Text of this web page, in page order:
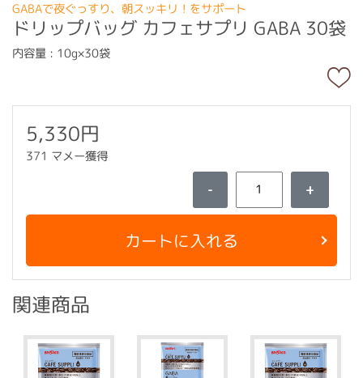
GABAで夜ぐっすり、朝スッキリ！をサポート
ドリップバッグ カフェサプリ GABA 30袋
内容量 : 10g×30袋
5,330円
371 マメー獲得
- +
カートに入れる
関連商品